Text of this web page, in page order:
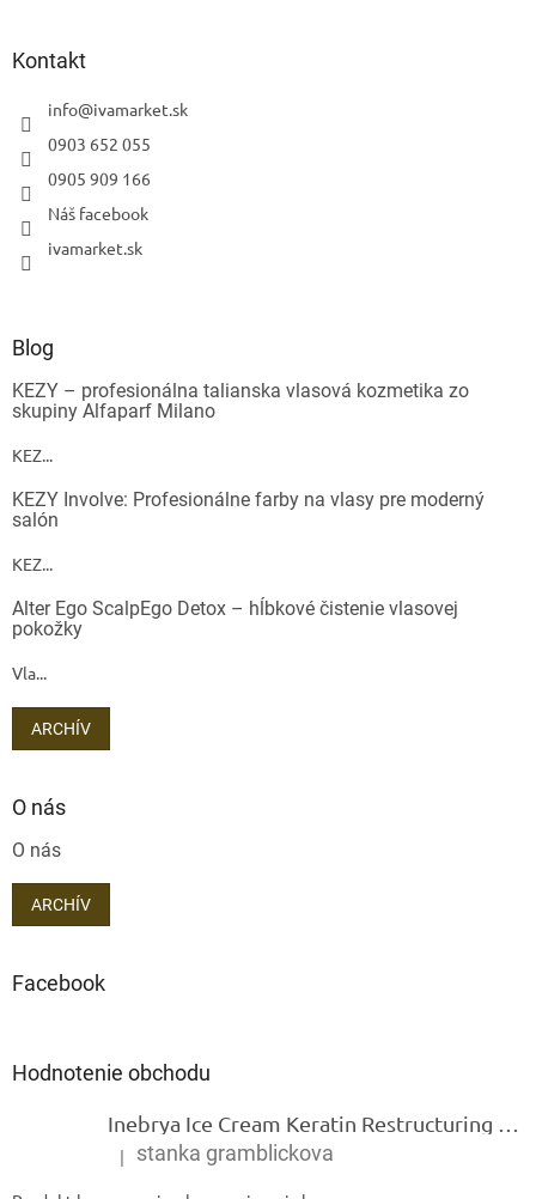
Kontakt
info@ivamarket.sk
0903 652 055
0905 909 166
Náš facebook
ivamarket.sk
Blog
KEZY – profesionálna talianska vlasová kozmetika zo
skupiny Alfaparf Milano
KEZ...
KEZY Involve: Profesionálne farby na vlasy pre moderný
salón
KEZ...
Alter Ego ScalpEgo Detox – hĺbkové čistenie vlasovej
pokožky
Vla...
ARCHÍV
O nás
O nás
ARCHÍV
Facebook
Hodnotenie obchodu
Inebrya Ice Cream Keratin Restructuring Mask – reštrukturalizačná maska s keratínom 1000 ml
Hodnotenie produktu je 5 z 5 hviezdičiek.
| stanka gramblickova